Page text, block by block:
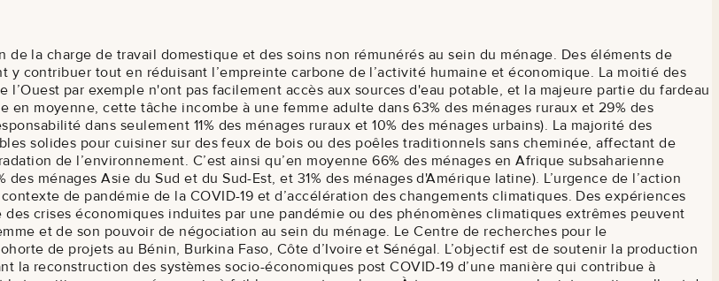
la charge de travail domestique et des soins non rémunérés au sein du ménage. Des éléments de
contribuer tout en réduisant l’empreinte carbone de l’activité humaine et économique. La moitié des
par exemple n'ont pas facilement accès aux sources d'eau potable, et la majeure partie du fardeau
moyenne, cette tâche incombe à une femme adulte dans 63% des ménages ruraux et 29% des
dans seulement 11% des ménages ruraux et 10% des ménages urbains). La majorité des
solides pour cuisiner sur des feux de bois ou des poêles traditionnels sans cheminée, affectant de
de l’environnement. C’est ainsi qu’en moyenne 66% des ménages en Afrique subsaharienne
ménages Asie du Sud et du Sud-Est, et 31% des ménages d'Amérique latine). L’urgence de l’action
de pandémie de la COVID-19 et d’accélération des changements climatiques. Des expériences
crises économiques induites par une pandémie ou des phénomènes climatiques extrêmes peuvent
et de son pouvoir de négociation au sein du ménage. Le Centre de recherches pour le
de projets au Bénin, Burkina Faso, Côte d’Ivoire et Sénégal. L’objectif est de soutenir la production
reconstruction des systèmes socio-économiques post COVID-19 d’une manière qui contribue à